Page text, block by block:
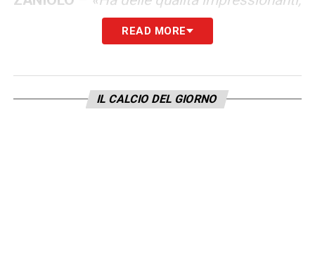
alle volte non deve dare retta a nessuno, è
fortissimo. Mi ha detto “sono 9 anni che mi
batto” Credo abbia qualità immense, gli
infortuni lo hanno rallentato ma ora direi che
READ MORE
IL CALCIO DEL GIORNO